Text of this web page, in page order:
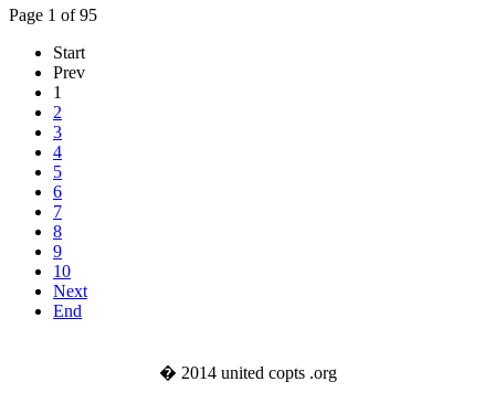
Page 1 of 95
Start
Prev
1
2
3
4
5
6
7
8
9
10
Next
End
� 2014 united copts .org